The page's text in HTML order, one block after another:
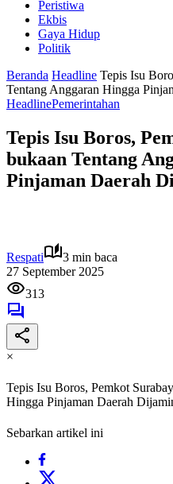
Peristiwa
Ekbis
Gaya Hidup
Politik
Beranda Headline Tepis Isu
Tentang Anggaran Hingga
HeadlinePemerintahan
Tepis Isu Boros,
bukaan Tentang
Pinjaman Daerah
Respati
3 min baca
27 September 2025
313
×
Tepis Isu Boros, Pemkot
Hingga Pinjaman Daerah
Sebarkan artikel ini